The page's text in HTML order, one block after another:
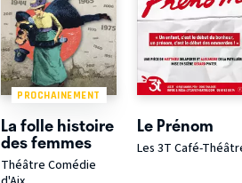
PROCHAINEMENT
La folle histoire
des femmes
Théâtre Comédie
Le Prénom
Les 3T Café-